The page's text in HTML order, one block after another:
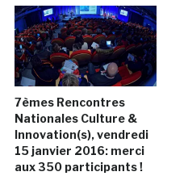
7èmes Rencontres
Nationales Culture &
Innovation(s), vendredi
15 janvier 2016: merci
aux 350 participants !